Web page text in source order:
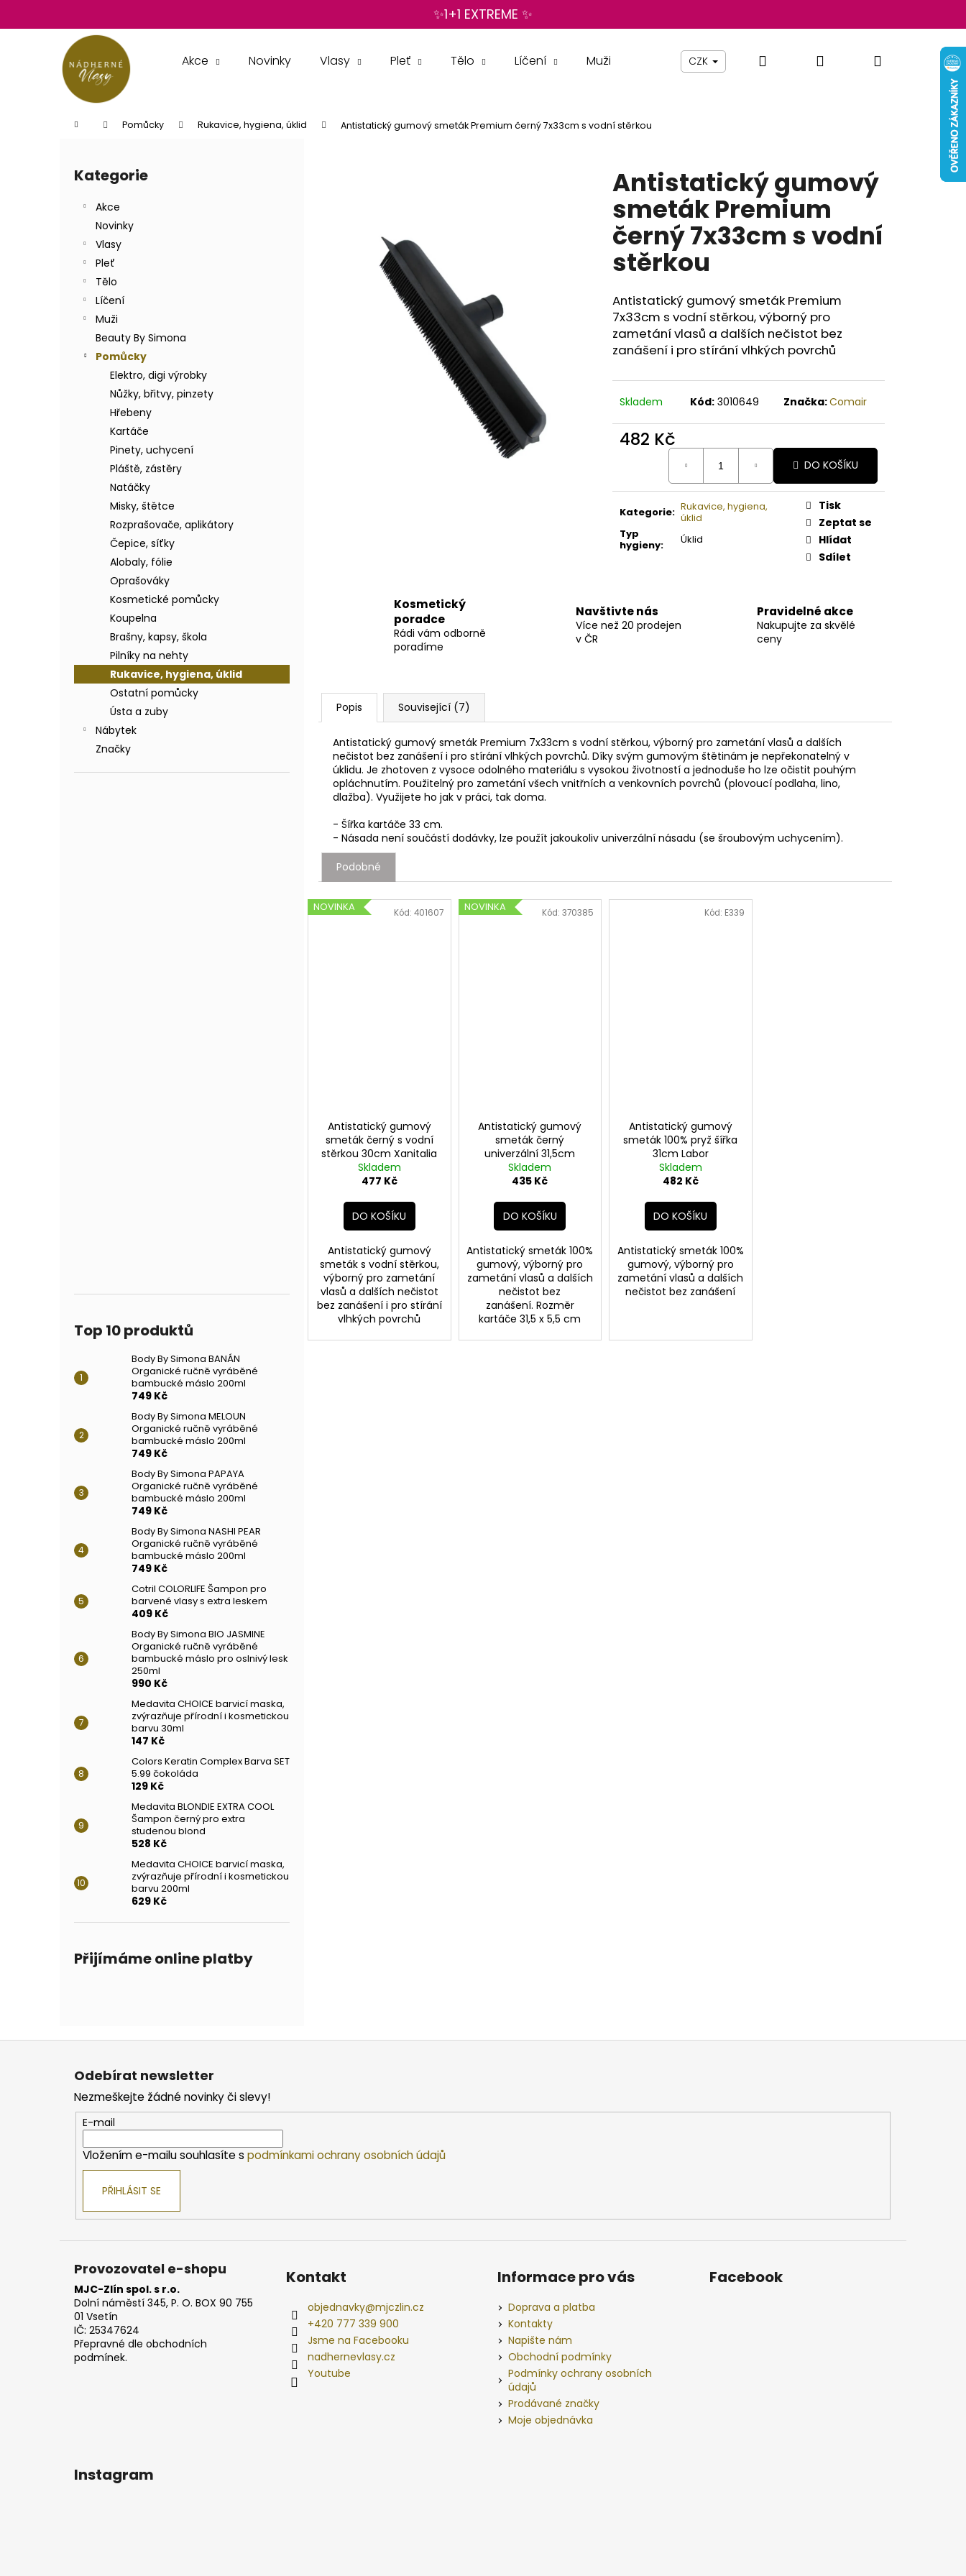
obsah
✨1+1 EXTREME ✨
Akce Novinky Vlasy Pleť Tělo Líčení Muži Beauty By Simona Pomůcky Nábytek
CZK Hledat PřihlášeníNákupní
Domů Pomůcky Rukavice, hygiena, úklid Antistatický gumový smeták Premium černý 7x33cm s vodní stěrkou
Přeskočit
kategorie
Kategorie
Akce
Novinky
Vlasy
Pleť
Tělo
Líčení
Muži
Beauty By Simona
Pomůcky
Elektro, digi výrobky
Nůžky, břitvy, pinzety
Hřebeny
Kartáče
Pinety, uchycení
Pláště, zástěry
Natáčky
Misky, štětce
Rozprašovače, aplikátory
Čepice, síťky
Alobaly, fólie
Oprašováky
Kosmetické pomůcky
Koupelna
Brašny, kapsy, škola
Pilníky na nehty
Rukavice, hygiena, úklid
Ostatní pomůcky
Ústa a zuby
Nábytek
Značky
Top 10 produktů
Body By Simona BANÁN
Organické ručně vyráběné
bambucké máslo 200ml
749 Kč
Body By Simona MELOUN
Organické ručně vyráběné
bambucké máslo 200ml
749 Kč
Body By Simona PAPAYA
Organické ručně vyráběné
bambucké máslo 200ml
749 Kč
Body By Simona NASHI PEAR
Organické ručně vyráběné
bambucké máslo 200ml
749 Kč
Cotril COLORLIFE Šampon pro
barvené vlasy s extra leskem
409 Kč
Body By Simona BIO JASMINE
Organické ručně vyráběné
bambucké máslo pro oslnivý lesk
250ml
990 Kč
Medavita CHOICE barvicí maska,
zvýrazňuje přírodní i kosmetickou
barvu 30ml
147 Kč
Colors Keratin Complex Barva SET
5.99 čokoláda
129 Kč
Medavita BLONDIE EXTRA COOL
Šampon černý pro extra
studenou blond
528 Kč
Medavita CHOICE barvicí maska,
zvýrazňuje přírodní i kosmetickou
barvu 200ml
629 Kč
Přijímáme online platby
Antistatický gumový
smeták Premium
černý 7x33cm s vodní
stěrkou
Antistatický gumový smeták Premium
7x33cm s vodní stěrkou, výborný pro
zametání vlasů a dalších nečistot bez
zanášení i pro stírání vlhkých povrchů
Skladem Kód: 3010649 Značka:Comair
482 Kč
DO KOŠÍKU
Kategorie: Rukavice, hygiena,
úklid
Typ
hygieny: Úklid
Tisk
Zeptat se
Hlídat
Sdílet
Kosmetický
poradce
Rádi vám odborně
poradíme
Navštivte nás
Více než 20 prodejen
v ČR
Pravidelné akce
Nakupujte za skvělé
ceny
Popis Související (7)
Antistatický gumový smeták Premium 7x33cm s vodní stěrkou, výborný pro zametání vlasů a dalších
nečistot bez zanášení i pro stírání vlhkých povrchů. Díky svým gumovým štětinám je nepřekonatelný v
úklidu. Je zhotoven z vysoce odolného materiálu s vysokou životností a jednoduše ho lze očistit pouhým
opláchnutím. Použitelný pro zametání všech vnitřních a venkovních povrchů (plovoucí podlaha, lino,
dlažba). Využijete ho jak v práci, tak doma.
- Šířka kartáče 33 cm.
- Násada není součástí dodávky, lze použít jakoukoliv univerzální násadu (se šroubovým uchycením).
Podobné
NOVINKA
Antistatický gumový
smeták černý s vodní
stěrkou 30cm Xanitalia
Skladem
477 Kč
DO KOŠÍKU
Antistatický gumový
smeták s vodní stěrkou,
výborný pro zametání
vlasů a dalších nečistot
bez zanášení i pro stírání
vlhkých povrchů
Kód: 401607 NOVINKA
Antistatický gumový
smeták černý
univerzální 31,5cm
Xanitalia
Skladem
435 Kč
DO KOŠÍKU
Antistatický smeták 100%
gumový, výborný pro
zametání vlasů a dalších
nečistot bez
zanášení. Rozměr
kartáče 31,5 x 5,5 cm
Kód: 370385
Antistatický gumový
smeták 100% pryž šířka
31cm Labor
Skladem
482 Kč
DO KOŠÍKU
Antistatický smeták 100%
gumový, výborný pro
zametání vlasů a dalších
nečistot bez zanášení
Kód: E339
o
obchodu
obchodu
HLEDAT
BODY BY SIMONA BANÁN ORGANICKÉ
RUČNĚ VYRÁBĚNÉ BAMBUCKÉ MÁSLO
200ML
749 Kč
BODY BY SIMONA MELOUN ORGANICKÉ
RUČNĚ VYRÁBĚNÉ BAMBUCKÉ MÁSLO
BODY BY SIMONA PAPAYA ORGANICKÉ
RUČNĚ VYRÁBĚNÉ BAMBUCKÉ MÁSLO
Z
Odebírat newsletter
Nezmeškejte žádné novinky či slevy!
E-mail
Vložením e-mailu souhlasíte s podmínkami ochrany osobních údajů
PŘIHLÁSIT SE
Provozovatel e-shopu
MJC-Zlín spol. s r.o.
Dolní náměstí 345, P. O. BOX 90 755
01 Vsetín
IČ: 25347624
Přepravné dle obchodních
podmínek.
Kontakt
objednavky@mjczlin.cz
+420 777 339 900
Jsme na Facebooku
nadhernevlasy.cz
Youtube
Informace pro vás
Doprava a platba
Kontakty
Napište nám
Obchodní podmínky
Podmínky ochrany osobních
údajů
Prodávané značky
Moje objednávka
Facebook
Instagram